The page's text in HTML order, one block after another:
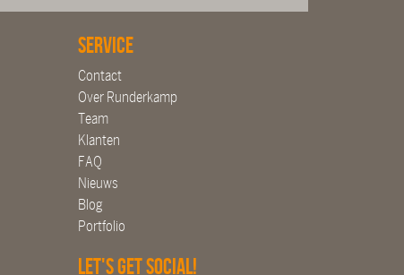
Service
Contact
Over Runderkamp
Team
Klanten
FAQ
Nieuws
Blog
Portfolio
Let's get social!